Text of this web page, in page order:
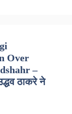
Over
–
ठाकरे ने